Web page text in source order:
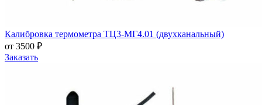
Калибровка термометра ТЦ3-МГ4.01 (двухканальный)
от 3500 ₽
Заказать